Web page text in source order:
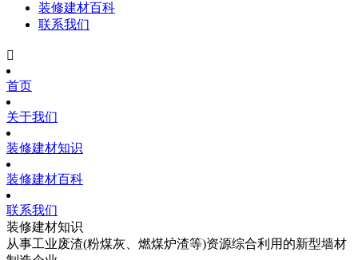
装修建材百科
联系我们

首页
关于我们
装修建材知识
装修建材百科
联系我们
装修建材知识
从事工业废渣(粉煤灰、燃煤炉渣等)资源综合利用的新型墙材